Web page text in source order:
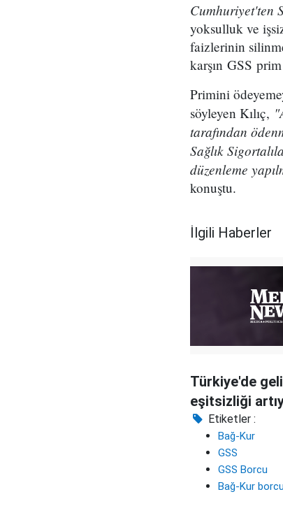
Cumhuriyet'ten
yoksulluk ve
faizlerinin
karşın GSS
Primini
söyleyen Kılıç,
tarafından
Sağlık
düzenleme
konuştu.
İlgili Haberler
Türkiye'de
eşitsizliği
Etiketler :
Bağ-Kur
GSS
GSS Borcu
Bağ-Kur borcu